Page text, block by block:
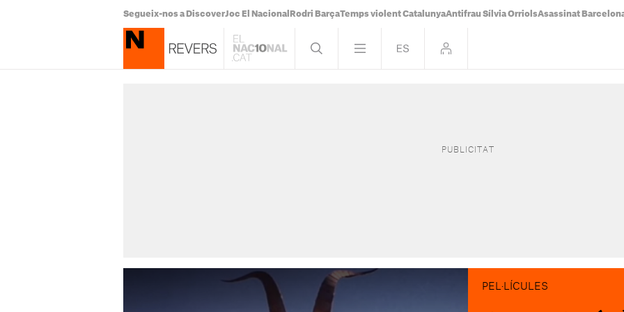
Segueix-nos a DiscoverJoc El Nacional Rodri BarçaTemps violent CatalunyaAntifrau Sílvia OrriolsAsassinat
PEL·LÍCULES